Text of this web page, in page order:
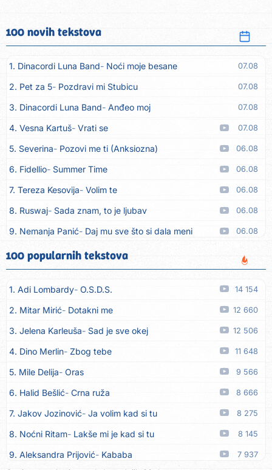
100 novih tekstova
1. Dinacordi Luna Band Noći moje besane 07.08
2. Pet za 5 Pozdravi mi Stubicu 07.08
3. Dinacordi Luna Band Anđeo moj 07.08
4. Vesna Kartuš Vrati se 07.08
5. Severina Pozovi me ti (Anksiozna) 06.08
6. Fidellio Summer Time 06.08
7. Tereza Kesovija Volim te 06.08
8. Ruswaj Sada znam, to je ljubav 06.08
9. Nemanja Panić Daj mu sve što si dala meni 06.08
10. Gustafi Imala je oči pospane
11. Marko Nedug Pjesma za tebe 06.08
12. Bruno Krajcar Pozitiva 06.08
13. Bruno Krajcar Za nas 06.08
14. Tereza Kesovija Da li ću moći 06.08
15. Lidija Bačić Neka se vino toči (Nazdravlje) 06.08
16. Karin Kuljanić Nisi zavridel 06.08
17. Tamara Brusić Nigdi ni lipo ko doma 06.08
18. Tamara Brusić Biž´mo ća 06.08
19. Rusko Richie Bila si, bila 06.08
20. Rusko Richie Ti i ja 06.08
100 popularnih tekstova
1. Adi Lombardy O.S.D.S. 14 154
2. Mitar Mirić Dotakni me 12 660
3. Jelena Karleuša Sad je sve okej 12 506
4. Dino Merlin Zbog tebe 11 648
5. Mile Delija Oras 9 566
6. Halid Bešlić Crna ruža 8 666
7. Jakov Jozinović Ja volim kad si tu 8 275
8. Noćni Ritam Lakše mi je kad si tu 8 145
9. Aleksandra Prijović Kababa 7 937